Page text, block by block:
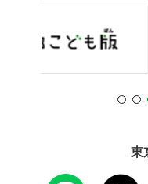
東